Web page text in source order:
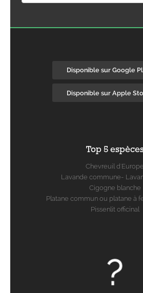
Disponible sur Google
Disponible sur Apple
Top 5
Chevreuil d'Europe
Lavande commune-
Cigogne blanche
Platane commun ou platane à
Pissenlit officinal